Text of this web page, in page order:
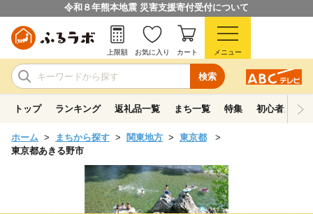
令和８年熊本地震 災害支援寄付受付について
検索
上限額 お気に入り カート メニュー
トップ ランキング 返礼品一覧 まち一覧 特集 初心者ガイド
ホーム まちから探す 関東地方
東京都
東京都あきる野市